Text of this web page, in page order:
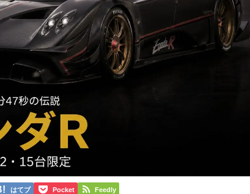
はてブ Pocket Feedly